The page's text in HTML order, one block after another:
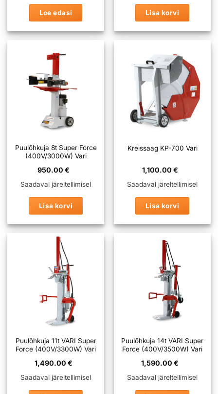
Loe edasi Lisa korvi
Puulõhkuja 8t Super Force
(400V/3000W) Vari
950.00 €
Saadaval järeltellimisel
Lisa korvi
Kreissaag KP-700 Vari
1,100.00 €
Saadaval järeltellimisel
Lisa korvi
Puulõhkuja 11t VARI Super
Force (400V/3300W) Vari
1,490.00 €
Saadaval järeltellimisel
Puulõhkuja 14t VARI Super
Force (400V/3500W) Vari
1,590.00 €
Saadaval järeltellimisel